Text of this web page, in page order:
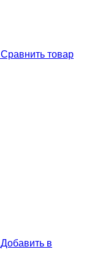
Сравнить товар
Добавить в